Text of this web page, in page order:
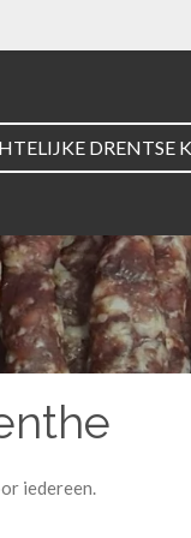
DRENTSE
iedereen.